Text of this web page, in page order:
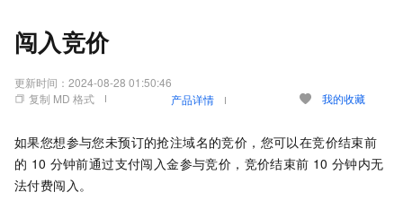
闯入竞价
更新时间： 2024-08-28 01:50:46
复制 MD 格式
产品详情 我的收藏
如果您想参与您未预订的抢注域名的竞价，您可以在竞价结束前
的 10 分钟前通过支付闯入金参与竞价，竞价结束前 10 分钟内无
法付费闯入。